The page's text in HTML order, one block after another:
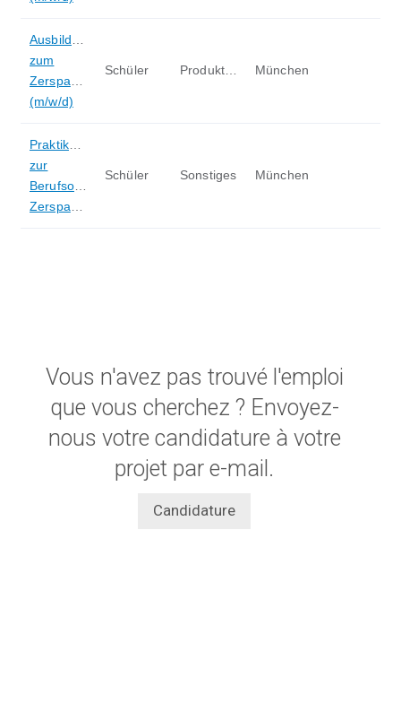
Vous n'avez pas trouvé l'emploi
que vous cherchez ? Envoyez-
nous votre candidature à votre
projet par e-mail.
Candidature